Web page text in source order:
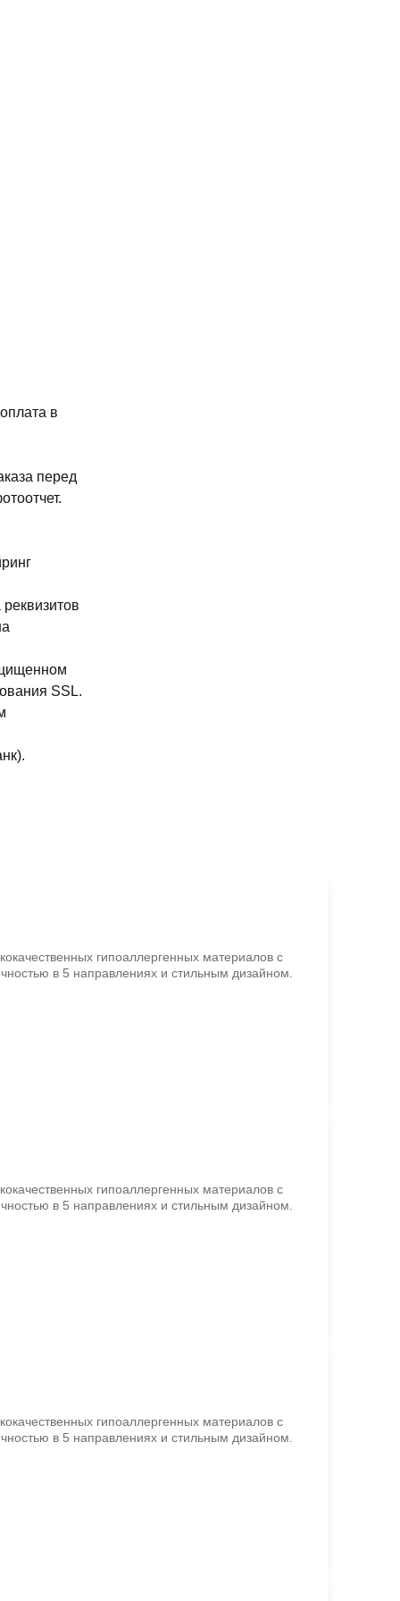
в
перед
SSL.
гипоаллергенных материалов с
в 5 направлениях и стильным дизайном.
гипоаллергенных материалов с
в 5 направлениях и стильным дизайном.
гипоаллергенных материалов с
в 5 направлениях и стильным дизайном.